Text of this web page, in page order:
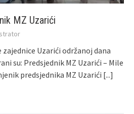
MZ Uzarići
zajednice Uzarići održanoj dana
su: Predsjednik MZ Uzarići – Mile
predsjednika MZ Uzarići [...]